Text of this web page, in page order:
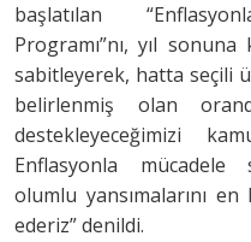
başlatılan
Programı”nı, yıl
sabitleyerek, hatta seçili
belirlenmiş olan
destekleyeceğimizi
Enflasyonla mücadele
olumlu yansımalarını
ederiz” denildi.